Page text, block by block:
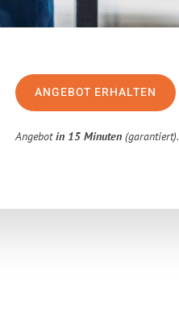
ANGEBOT ERHALTEN
Angebotin 15 Minuten (garantiert).